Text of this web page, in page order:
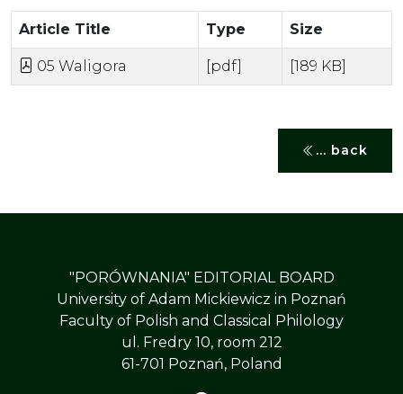
Article Title Type Size
05 Waligora [pdf] [189 KB]
... back
"PORÓWNANIA" EDITORIAL BOARD
University of Adam Mickiewicz in Poznań
Faculty of Polish and Classical Philology
ul. Fredry 10, room 212
61-701 Poznań, Poland